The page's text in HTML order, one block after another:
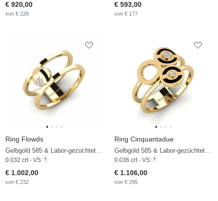
€ 920,00
von € 228
€ 593,00
von € 177
Ring Flowds
Gelbgold 585 & Labor-gezüchteter Diamant
0.032 crt - VS
€ 1.002,00
von € 232
Ring Cinquantadue
Gelbgold 585 & Labor-gezüchteter Diamant
0.036 crt - VS
€ 1.106,00
von € 295